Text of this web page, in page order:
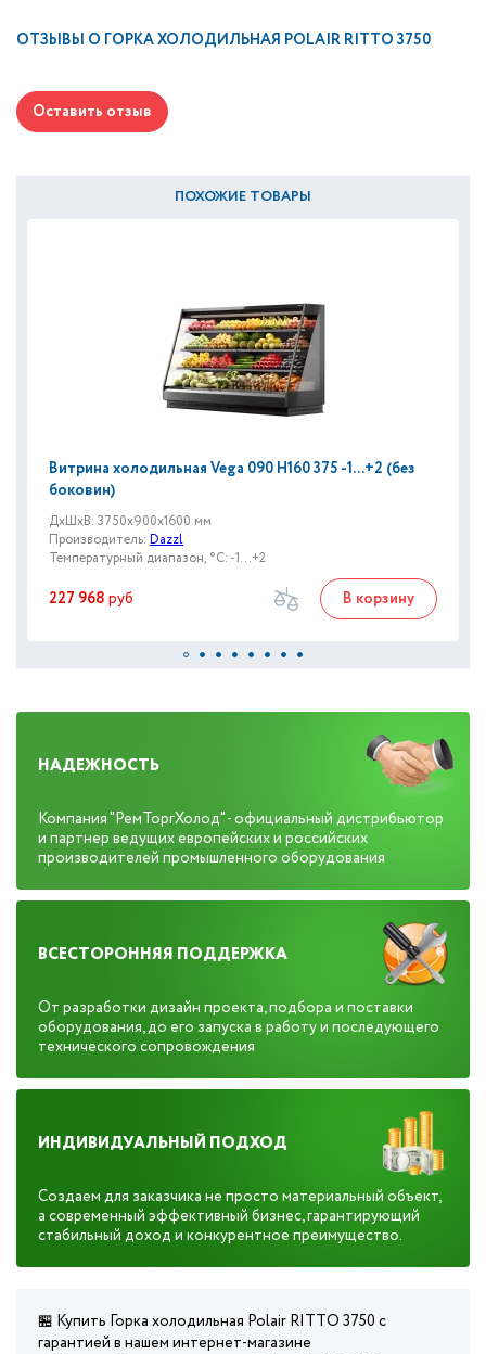
ОТЗЫВЫ О ГОРКА ХОЛОДИЛЬНАЯ POLAIR RITTO 3750
Оставить отзыв
ПОХОЖИЕ ТОВАРЫ
Витрина холодильная Vega 090 H160 375 -1...+2 (без
боковин)
ДxШxВ: 3750x900x1600 мм
Производитель: Dazzl
Температурный диапазон, °C: -1...+2
227 968 руб В корзину
НАДЕЖНОСТЬ
Компания "РемТоргХолод" - официальный дистрибьютор
и партнер ведущих европейских и российских
производителей промышленного оборудования
ВСЕСТОРОННЯЯ ПОДДЕРЖКА
От разработки дизайн проекта, подбора и поставки
оборудования, до его запуска в работу и последующего
технического сопровождения
ИНДИВИДУАЛЬНЫЙ ПОДХОД
Создаем для заказчика не просто материальный объект,
а современный эффективный бизнес, гарантирующий
стабильный доход и конкурентное преимущество.
🏪 Купить Горка холодильная Polair RITTO 3750 с
гарантией в нашем интернет-магазине